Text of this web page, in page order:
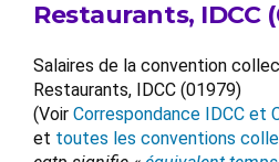
Restaurants, IDCC
Salaires de la convention
Restaurants, IDCC (01979)
(Voir Correspondance IDCC et
et toutes les conventions